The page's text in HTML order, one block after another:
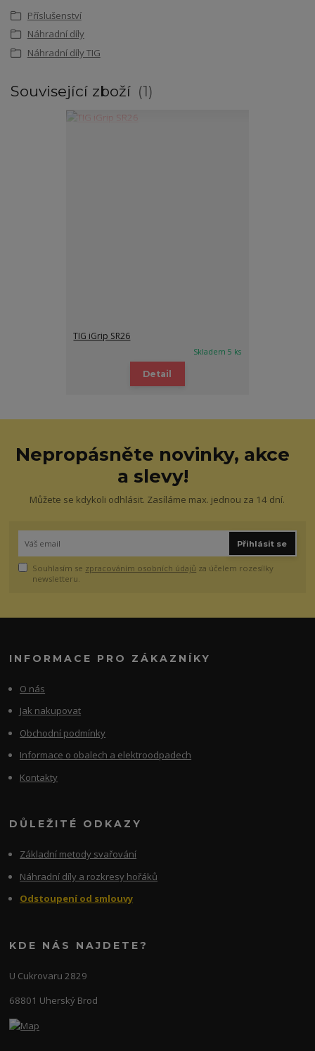
Příslušenství
Náhradní díly
Náhradní díly TIG
Související zboží 1
TIG iGrip SR26
Skladem 5 ks
Detail
Nepropásněte novinky, akce
a slevy!
Můžete se kdykoli odhlásit. Zasíláme max. jednou za 14 dní.
Přihlásit se
Souhlasím se zpracováním osobních údajů za účelem rozesílky
newsletteru.
INFORMACE PRO ZÁKAZNÍKY
O nás
Jak nakupovat
Obchodní podmínky
Informace o obalech a elektroodpadech
Kontakty
DŮLEŽITÉ ODKAZY
Základní metody svařování
Náhradní díly a rozkresy hořáků
Odstoupení od smlouvy
KDE NÁS NAJDETE?
U Cukrovaru 2829
68801 Uherský Brod